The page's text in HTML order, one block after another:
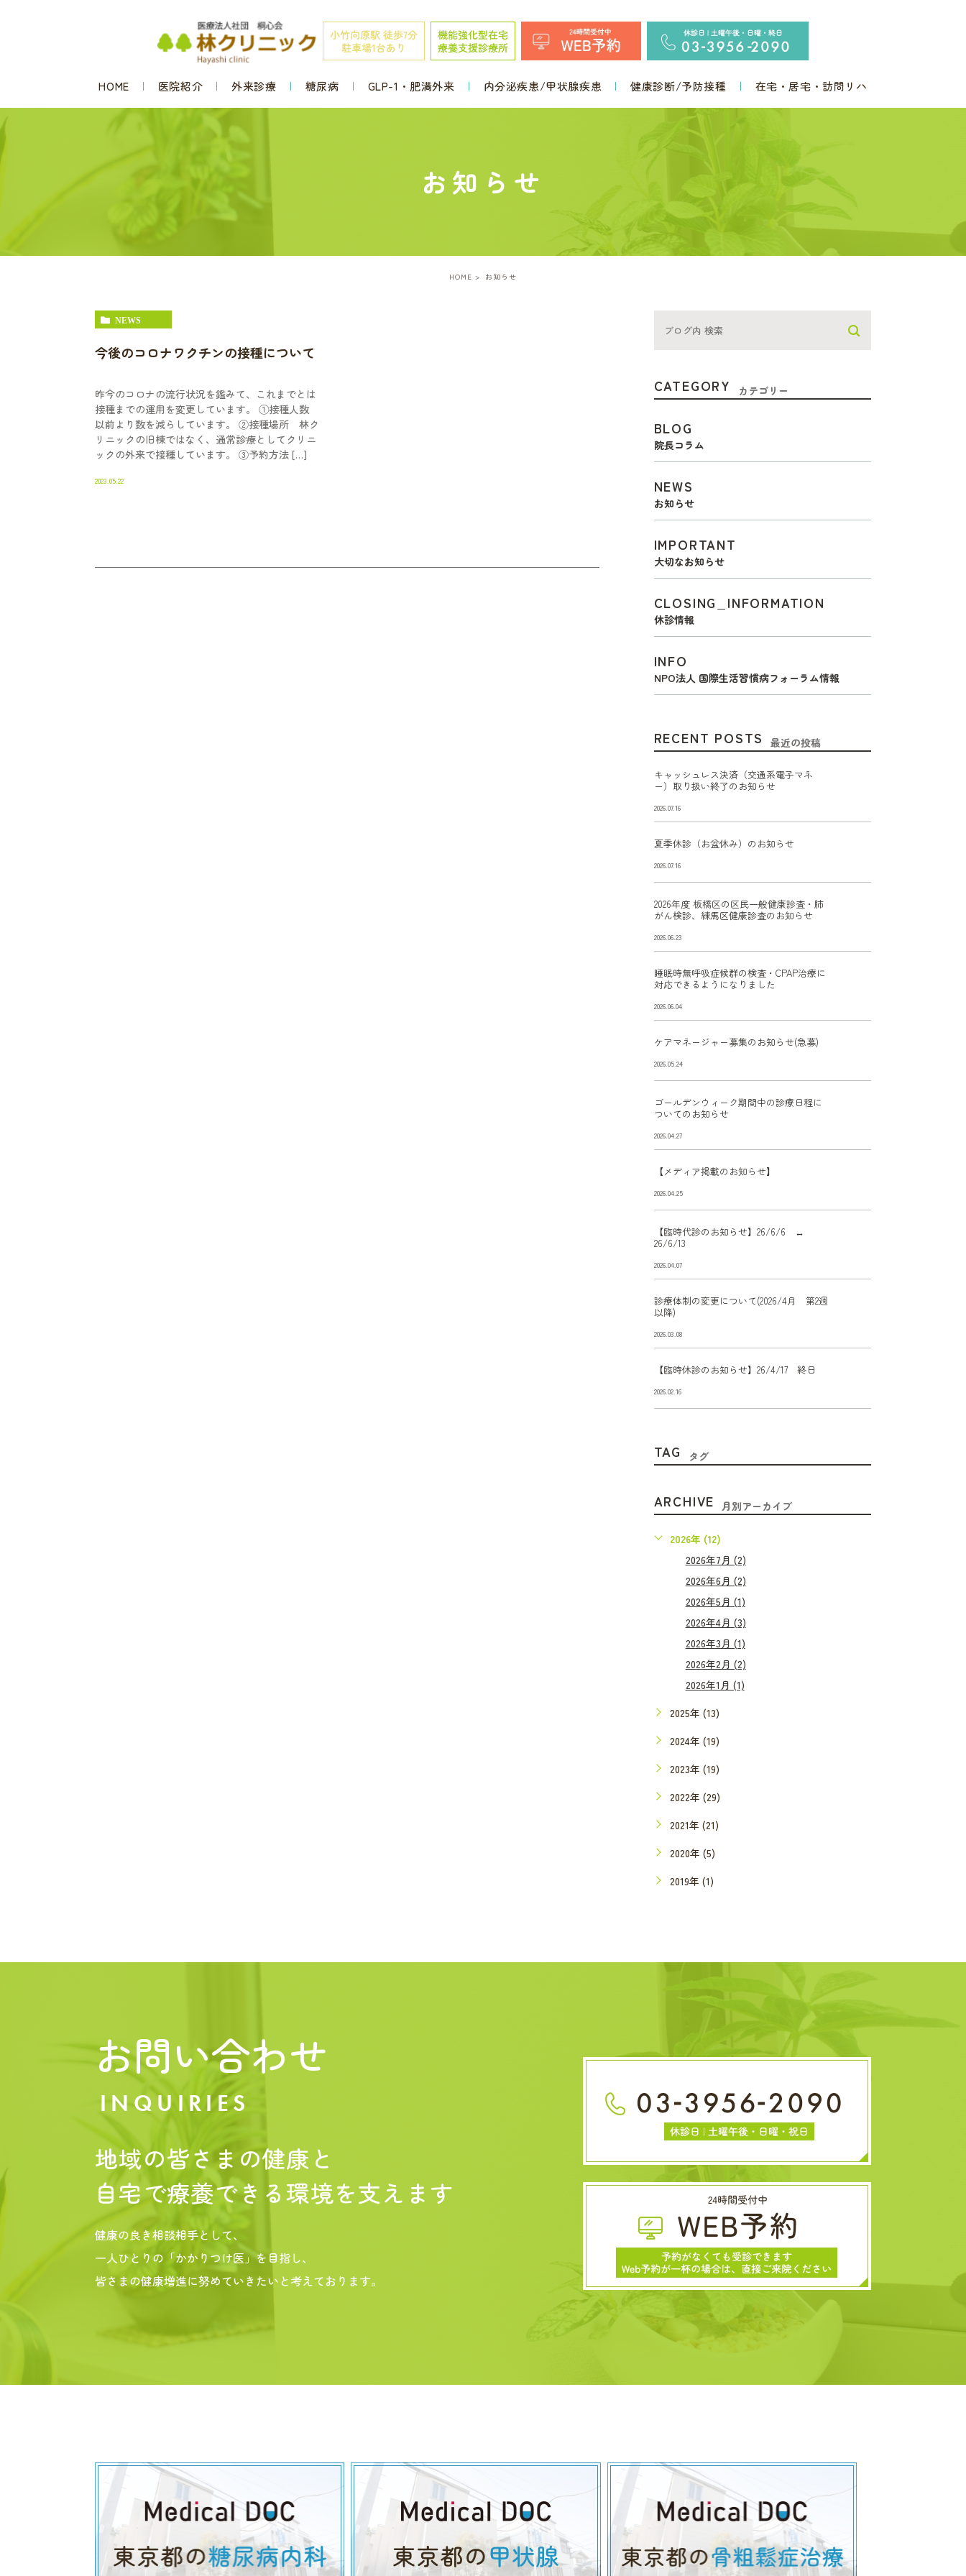
HOME 医院紹介 外来診療 糖尿病 GLP-1・肥満外来 内分泌疾患/甲状腺疾患 健康診断/予防接種 在宅・居宅・訪問リハ
お知らせ
HOME お知らせ
NEWS
今後のコロナワクチンの接種について
昨今のコロナの流行状況を鑑みて、これまでとは
接種までの運用を変更しています。 ①接種人数
以前より数を減らしています。 ②接種場所 林ク
リニックの旧棟ではなく、通常診療としてクリニ
ックの外来で接種しています。 ③予約方法 […]
2023.05.22
CATEGORY カテゴリー
BLOG
院長コラム
NEWS
お知らせ
IMPORTANT
大切なお知らせ
CLOSING_INFORMATION
休診情報
INFO
NPO法人 国際生活習慣病フォーラム情報
RECENT POSTS 最近の投稿
キャッシュレス決済（交通系電子マネ
ー）取り扱い終了のお知らせ
2026.07.16
夏季休診（お盆休み）のお知らせ
2026.07.16
2026年度 板橋区の区民一般健康診査・肺
がん検診、練馬区健康診査のお知らせ
2026.06.23
睡眠時無呼吸症候群の検査・CPAP治療に
対応できるようになりました
2026.06.04
ケアマネージャー募集のお知らせ(急募)
2026.05.24
ゴールデンウィーク期間中の診療日程に
ついてのお知らせ
2026.04.27
【メディア掲載のお知らせ】
2026.04.25
【臨時代診のお知らせ】26/6/6 ↔
26/6/13
2026.04.07
診療体制の変更について(2026/4月 第2週
以降)
2026.03.08
【臨時休診のお知らせ】26/4/17 終日
2026.02.16
TAG タグ
ARCHIVE 月別アーカイブ
2026年 (12)
2026年7月 (2)
2026年6月 (2)
2026年5月 (1)
2026年4月 (3)
2026年3月 (1)
2026年2月 (2)
2026年1月 (1)
2025年 (13)
2024年 (19)
2023年 (19)
2022年 (29)
2021年 (21)
2020年 (5)
2019年 (1)
お問い合わせ
INQUIRIES
地域の皆さまの健康と
自宅で療養できる環境を支えます
健康の良き相談相手として、
一人ひとりの「かかりつけ医」を目指し、
皆さまの健康増進に努めていきたいと考えております。